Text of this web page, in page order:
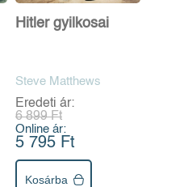
Hitler gyilkosai
Steve Matthews
Eredeti ár:
6 899 Ft
Online ár:
5 795 Ft
Kosárba